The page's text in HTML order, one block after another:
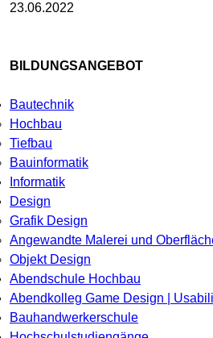
23.06.2022
BILDUNGSANGEBOT
Bautechnik
Hochbau
Tiefbau
Bauinformatik
Informatik
Design
Grafik Design
Angewandte Malerei und
Objekt Design
Abendschule Hochbau
Abendkolleg Game Design |
Bauhandwerkerschule